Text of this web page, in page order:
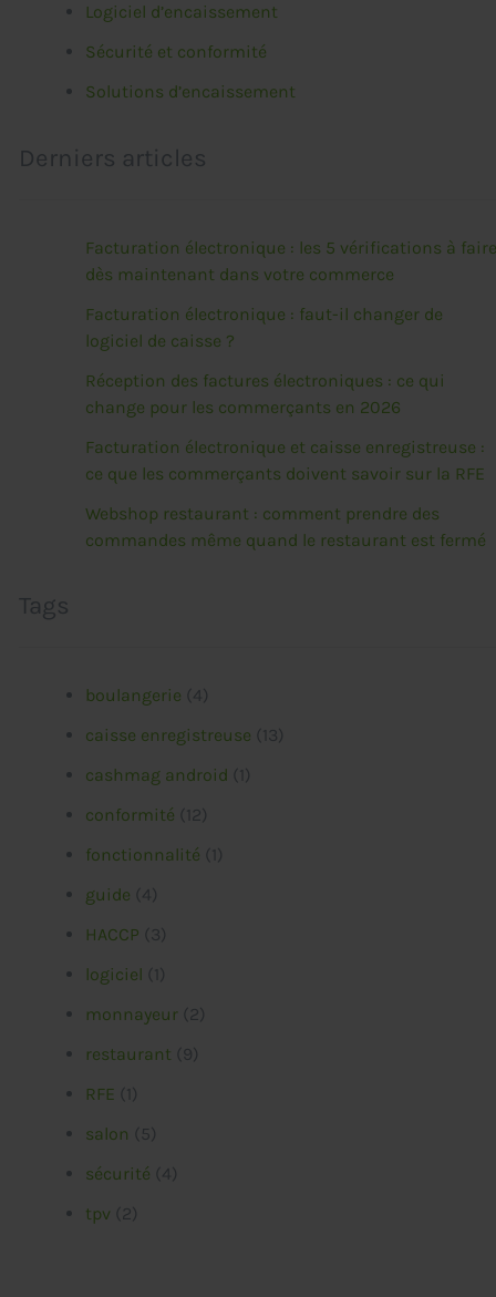
Logiciel d’encaissement
Sécurité et conformité
Solutions d’encaissement
Derniers articles
Facturation électronique : les 5 vérifications à
dès maintenant dans votre commerce
Facturation électronique : faut-il changer de
logiciel de caisse ?
Réception des factures électroniques : ce qui
change pour les commerçants en 2026
Facturation électronique et caisse enregistreuse :
ce que les commerçants doivent savoir sur la RFE
Webshop restaurant : comment prendre des
commandes même quand le restaurant est fermé
Tags
boulangerie (4)
caisse enregistreuse (13)
cashmag android (1)
conformité (12)
fonctionnalité (1)
guide (4)
HACCP (3)
logiciel (1)
monnayeur (2)
restaurant (9)
RFE (1)
salon (5)
sécurité (4)
tpv (2)